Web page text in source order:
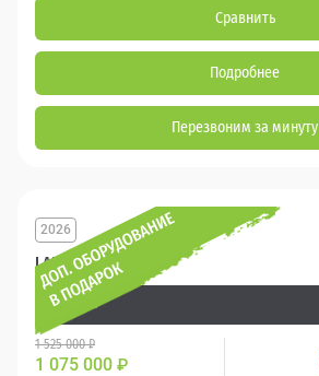
Сравнить
Подробнее
Перезвоним за минуту
LADA Iskra
2026
Ваш кешбек
1 525 000 ₽
1 075 000 ₽